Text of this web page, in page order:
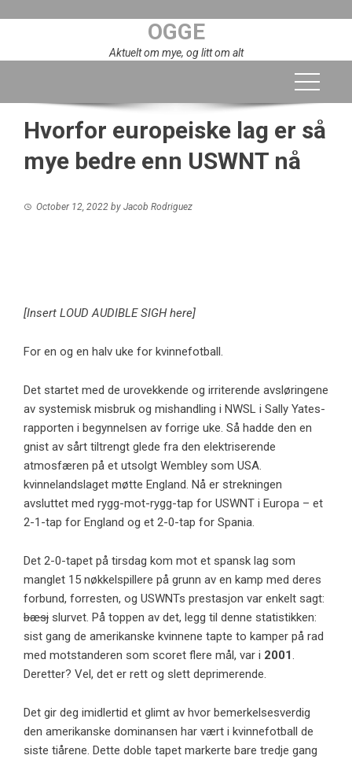
OGGE
Aktuelt om mye, og litt om alt
Hvorfor europeiske lag er så
mye bedre enn USWNT nå
October 12, 2022 by Jacob Rodriguez
[Insert LOUD AUDIBLE SIGH here]
For en og en halv uke for kvinnefotball.
Det startet med de urovekkende og irriterende avsløringene
av systemisk misbruk og mishandling i NWSL i Sally Yates-
rapporten i begynnelsen av forrige uke. Så hadde den en
gnist av sårt tiltrengt glede fra den elektriserende
atmosfæren på et utsolgt Wembley som USA.
kvinnelandslaget møtte England. Nå er strekningen
avsluttet med rygg-mot-rygg-tap for USWNT i Europa – et
2-1-tap for England og et 2-0-tap for Spania.
Det 2-0-tapet på tirsdag kom mot et spansk lag som
manglet 15 nøkkelspillere på grunn av en kamp med deres
forbund, forresten, og USWNTs prestasjon var enkelt sagt:
bæsj slurvet. På toppen av det, legg til denne statistikken:
sist gang de amerikanske kvinnene tapte to kamper på rad
med motstanderen som scoret flere mål, var i 2001.
Deretter? Vel, det er rett og slett deprimerende.
Det gir deg imidlertid et glimt av hvor bemerkelsesverdig
den amerikanske dominansen har vært i kvinnefotball de
siste tiårene. Dette doble tapet markerte bare tredje gang